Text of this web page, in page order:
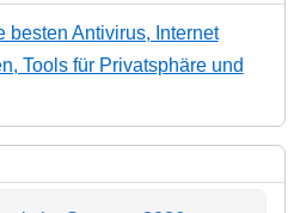
besten Antivirus, Internet
Tools für Privatsphäre und